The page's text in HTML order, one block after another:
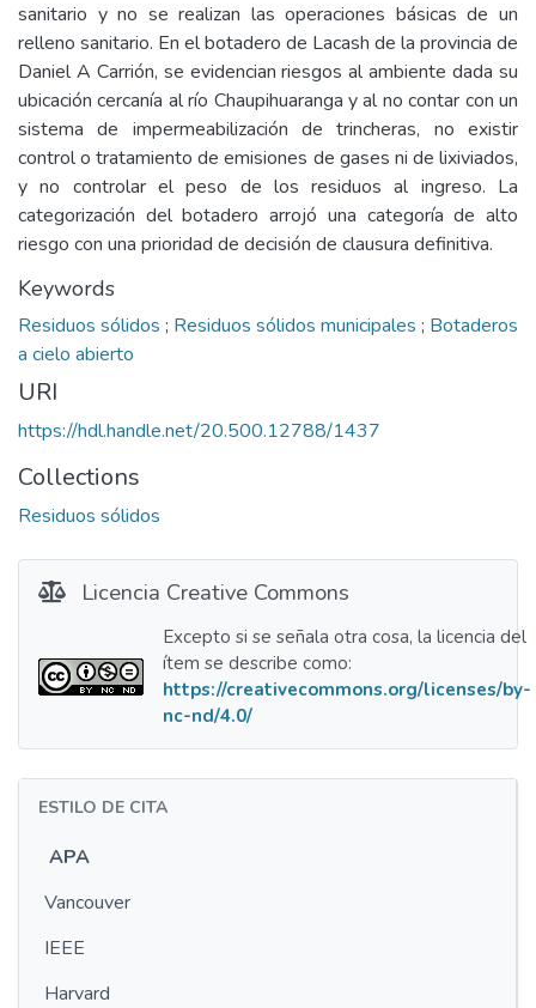
sanitario y no se realizan las operaciones básicas de un
relleno sanitario. En el botadero de Lacash de la provincia de
Daniel A Carrión, se evidencian riesgos al ambiente dada su
ubicación cercanía al río Chaupihuaranga y al no contar con un
sistema de impermeabilización de trincheras, no existir
control o tratamiento de emisiones de gases ni de lixiviados,
y no controlar el peso de los residuos al ingreso. La
categorización del botadero arrojó una categoría de alto
riesgo con una prioridad de decisión de clausura definitiva.
Keywords
Residuos sólidos ; Residuos sólidos municipales ; Botaderos
a cielo abierto
URI
https://hdl.handle.net/20.500.12788/1437
Collections
Residuos sólidos
Licencia Creative Commons
Excepto si se señala otra cosa, la licencia del
ítem se describe como:
https://creativecommons.org/licenses/by-
nc-nd/4.0/
ESTILO DE CITA
APA
Vancouver
IEEE
Harvard